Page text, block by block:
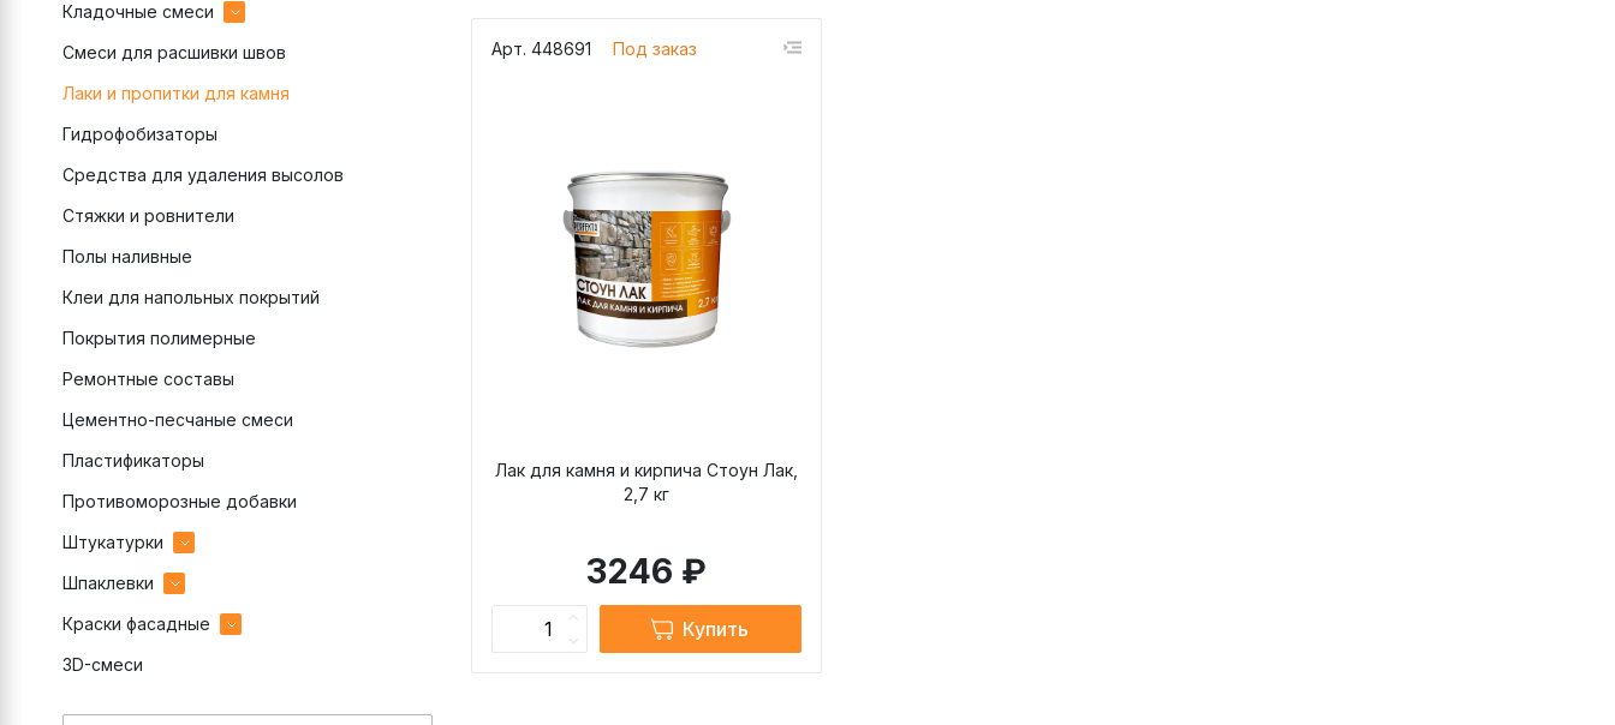
Клеи для брусчатки
Подстилающий слой
Полимерный песок
Раствор для камня
Связующее для камня
Кладочные смеси
цветные
монтажные
теплоизоляционные
Смеси для расшивки швов
Лаки и пропитки для камня
Гидрофобизаторы
Средства для удаления высолов
Стяжки и ровнители
Полы наливные
Клеи для напольных покрытий
Покрытия полимерные
Ремонтные составы
Цементно-песчаные смеси
Пластификаторы
Противоморозные добавки
Штукатурки
гипсовые
декоративные готовые
декоративные цементные
Шпаклевки
гипсовые
полимерные
Краски фасадные
акриловые
3D-смеси
Арт. 448691 Под заказ
Лак для камня и кирпича Стоун Лак,
2,7 кг
3246 ₽
Купить